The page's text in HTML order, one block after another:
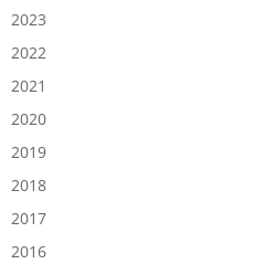
2023
2022
2021
2020
2019
2018
2017
2016